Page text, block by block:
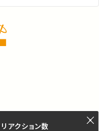
リアクション数